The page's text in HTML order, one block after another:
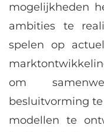
mogelijkheden
ambities te
spelen op
om
besluitvorming
modellen te